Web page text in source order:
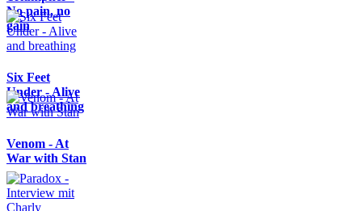
No pain, no
gain
Six Feet
Under - Alive
and breathing
Venom - At
War with Stan